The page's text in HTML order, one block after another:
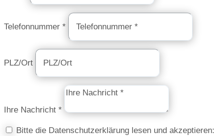
Telefonnummer *
PLZ/Ort
Ihre Nachricht *
Bitte die Datenschutzerklärung lesen und akzeptieren: